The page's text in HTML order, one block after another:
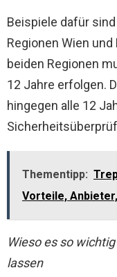
Beispiele dafür
Regionen Wien
beiden Regionen
12 Jahre erfolgen.
hingegen alle 12
Thementipp:
Vorteile,
Wieso es so
lassen